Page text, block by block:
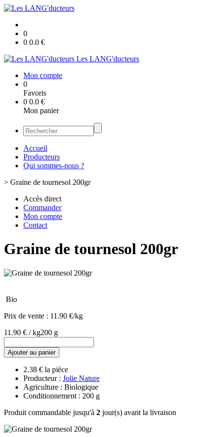
0
0 0.0 €
Les LANG'ducteurs
Mon compte
0
Favoris
0 0.0 €
Mon panier
Accueil
Producteurs
Qui sommes-nous ?
> Graine de tournesol 200gr
Accès direct
Commander
Mon compte
Contact
Graine de tournesol 200gr
Bio
Prix de vente : 11.90 €/kg
11.90 € / kg200 g
Ajouter au panier
2.38 € la pièce
Producteur : Jolie Nature
Agriculture : Biologique
Conditionnement : 200 g
Produit commandable jusqu'à 2 jour(s) avant la livraison